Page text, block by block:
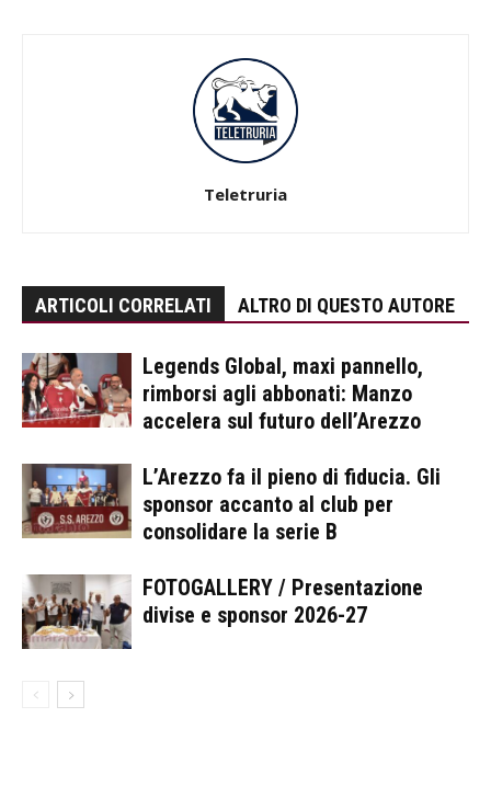
Teletruria
ARTICOLI CORRELATI ALTRO DI QUESTO AUTORE
Legends Global, maxi pannello,
rimborsi agli abbonati: Manzo
accelera sul futuro dell’Arezzo
L’Arezzo fa il pieno di fiducia. Gli
sponsor accanto al club per
consolidare la serie B
FOTOGALLERY / Presentazione
divise e sponsor 2026-27